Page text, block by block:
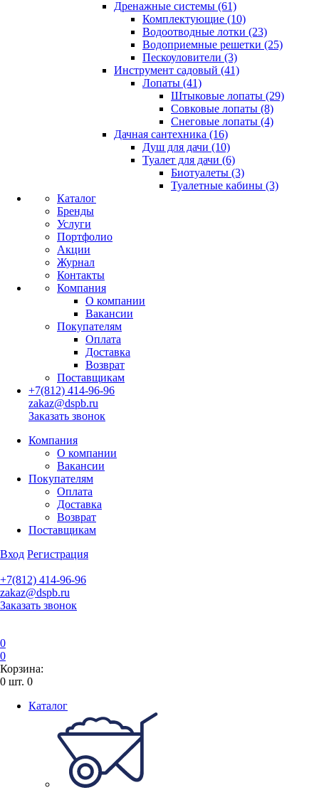
Дренажные системы (61)
Комплектующие (10)
Водоотводные лотки (23)
Водоприемные решетки (25)
Пескоуловители (3)
Инструмент садовый (41)
Лопаты (41)
Штыковые лопаты (29)
Совковые лопаты (8)
Снеговые лопаты (4)
Дачная сантехника (16)
Душ для дачи (10)
Туалет для дачи (6)
Биотуалеты (3)
Туалетные кабины (3)
Каталог
Бренды
Услуги
Портфолио
Акции
Журнал
Контакты
Компания
О компании
Вакансии
Покупателям
Оплата
Доставка
Возврат
Поставщикам
+7(812) 414-96-96
zakaz@dspb.ru
Заказать звонок
Компания
О компании
Вакансии
Покупателям
Оплата
Доставка
Возврат
Поставщикам
Вход Регистрация
+7(812) 414-96-96
zakaz@dspb.ru
Заказать звонок
0
0
Корзина:
0 шт. 0
Каталог